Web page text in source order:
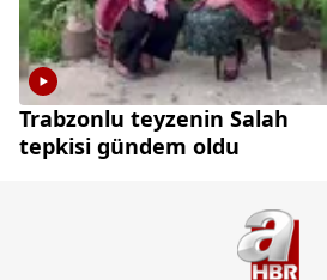
Trabzonlu teyzenin Salah
tepkisi gündem oldu